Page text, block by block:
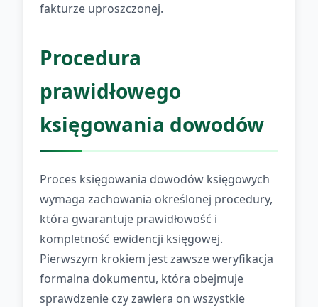
fakturze uproszczonej.
Procedura
prawidłowego
księgowania dowodów
Proces księgowania dowodów księgowych
wymaga zachowania określonej procedury,
która gwarantuje prawidłowość i
kompletność ewidencji księgowej.
Pierwszym krokiem jest zawsze weryfikacja
formalna dokumentu, która obejmuje
sprawdzenie czy zawiera on wszystkie